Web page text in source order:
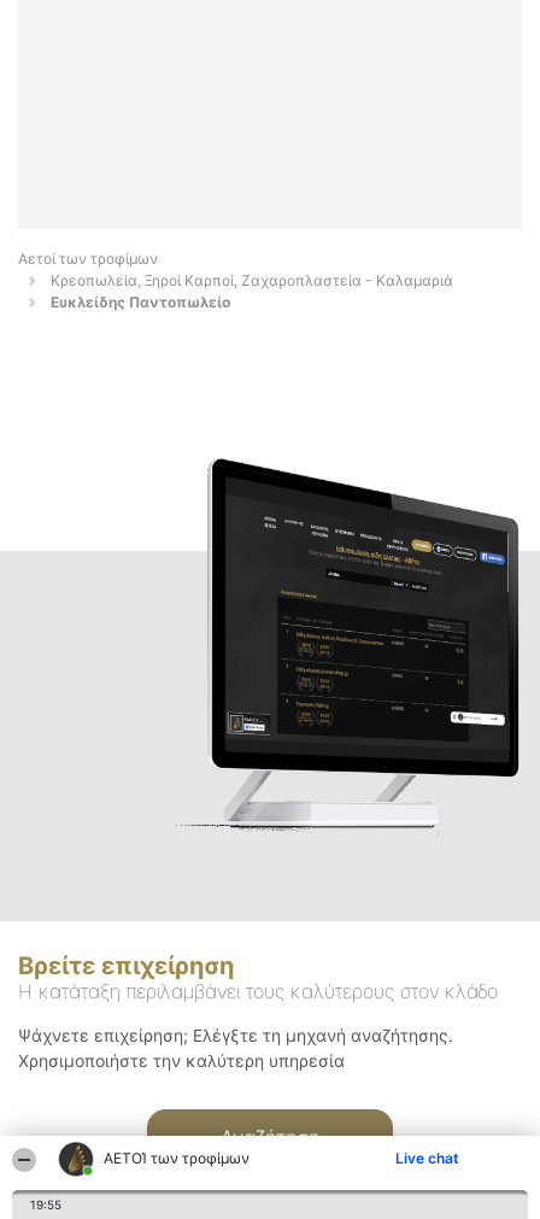
ΑΕΤΟΊ των τροφίμων Live chat
19:55
Αετοί των τροφίμων
Κρεοπωλεία, Ξηροί Καρποί, Ζαχαροπλαστεία - Καλαμαριά
Ευκλείδης Παντοπωλείο
Βρείτε επιχείρηση
Η κατάταξη περιλαμβάνει τους καλύτερους στον κλάδο
Ψάχνετε επιχείρηση; Ελέγξτε τη μηχανή αναζήτησης.
Χρησιμοποιήστε την καλύτερη υπηρεσία
Αναζήτηση